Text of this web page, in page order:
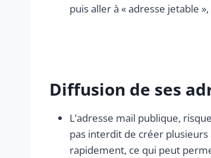
puis aller à « adresse jetable
Diffusion de ses
L’adresse mail publique,
pas interdit de créer
rapidement, ce qui peut